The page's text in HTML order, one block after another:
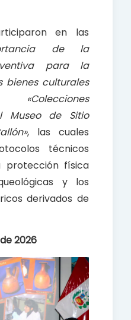
en las
de la
para la
bienes culturales
«Colecciones
Museo de Sitio
, las cuales
técnicos
protección física
y los
derivados de
2026